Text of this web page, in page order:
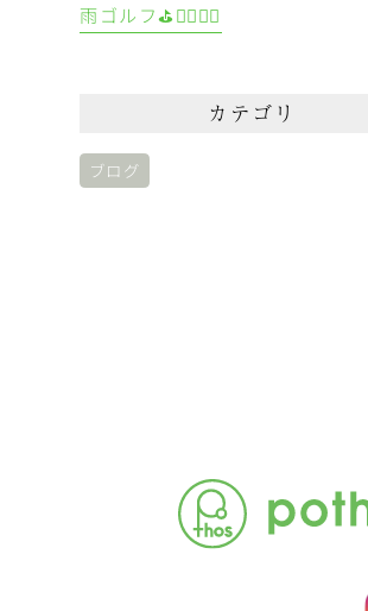
雨ゴルフ⛳🏌️‍♀️🏌️‍♂️
カテゴリ
ブログ